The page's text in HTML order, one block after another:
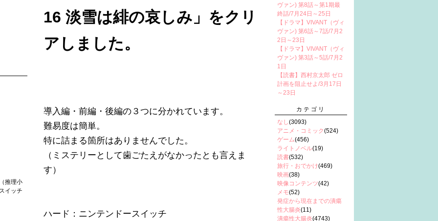
推理小
イッチ
16 淡雪は緋の哀しみ」をクリ
アしました。​
導入編・前編・後編の３つに分かれています。
難易度は簡単。
特に詰まる箇所はありませんでした。
（ミステリーとして歯ごたえがなかったとも言えま
す）
ハード：ニンテンドースイッチ
ヴァン) 第8話～第1期最
終話/7月24日～25日
【ドラマ】VIVANT（ヴィ
ヴァン) 第6話～7話/7月2
2日～23日
【ドラマ】VIVANT（ヴィ
ヴァン) 第3話～5話/7月2
1日
【読書】西村京太郎 ゼロ
計画を阻止せよ/3月17日
～23日
カテゴリ
なし(3093)
アニメ・コミック(524)
ゲーム(456)
ライトノベル(19)
読書(532)
旅行・おでかけ(469)
映画(38)
映像コンテンツ(42)
メモ(52)
発症から現在までの潰瘍
性大腸炎(11)
潰瘍性大腸炎(4743)